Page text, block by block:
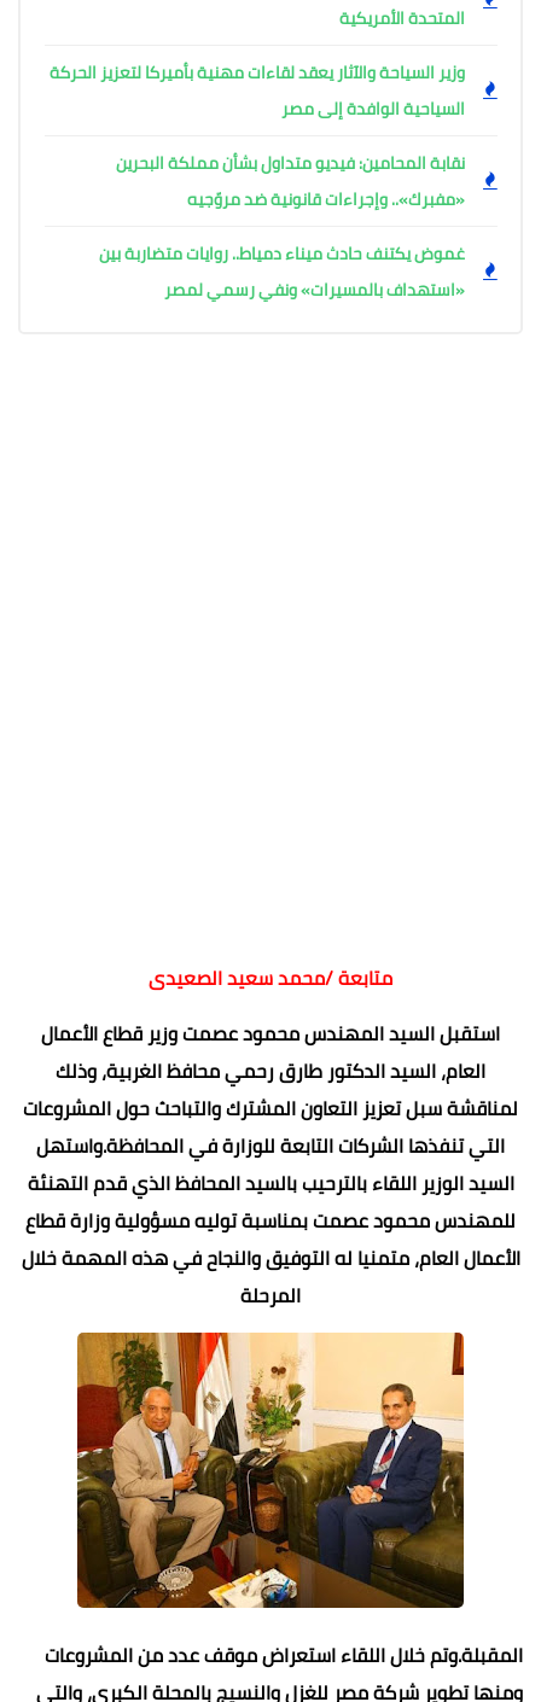
المتحدة الأمريكية
وزير السياحة والآثار يعقد لقاءات مهنية بأميركا لتعزيز الحركة
السياحية الوافدة إلى مصر
نقابة المحامين: فيديو متداول بشأن مملكة البحرين
«مفبرك».. وإجراءات قانونية ضد مروّجيه
غموض يكتنف حادث ميناء دمياط.. روايات متضاربة بين
«استهداف بالمسيرات» ونفي رسمي لمصر
متابعة /محمد سعيد الصعيدى
استقبل السيد المهندس محمود عصمت وزير قطاع الأعمال
العام، السيد الدكتور طارق رحمي محافظ الغربية، وذلك
لمناقشة سبل تعزيز التعاون المشترك والتباحث حول المشروعات
التي تنفذها الشركات التابعة للوزارة في المحافظة.واستهل
السيد الوزير اللقاء بالترحيب بالسيد المحافظ الذي قدم التهنئة
للمهندس محمود عصمت بمناسبة توليه مسؤولية وزارة قطاع
الأعمال العام، متمنيا له التوفيق والنجاح في هذه المهمة خلال
المرحلة
المقبلة.وتم خلال اللقاء استعراض موقف عدد من المشروعات
ومنها تطوير شركة مصر للغزل والنسيج بالمحلة الكبرى، والتي